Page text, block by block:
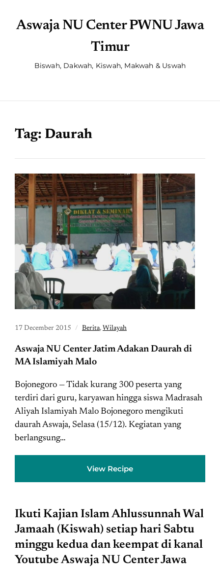
Aswaja NU Center PWNU Jawa
Timur
Biswah, Dakwah, Kiswah, Makwah & Uswah
Tag: Daurah
17 December 2015 Berita, Wilayah
Aswaja NU Center Jatim Adakan Daurah di
MA Islamiyah Malo
Bojonegoro — Tidak kurang 300 peserta yang
terdiri dari guru, karyawan hingga siswa Madrasah
Aliyah Islamiyah Malo Bojonegoro mengikuti
daurah Aswaja, Selasa (15/12). Kegiatan yang
berlangsung…
View Recipe
Ikuti Kajian Islam Ahlussunnah Wal
Jamaah (Kiswah) setiap hari Sabtu
minggu kedua dan keempat di kanal
Youtube Aswaja NU Center Jawa